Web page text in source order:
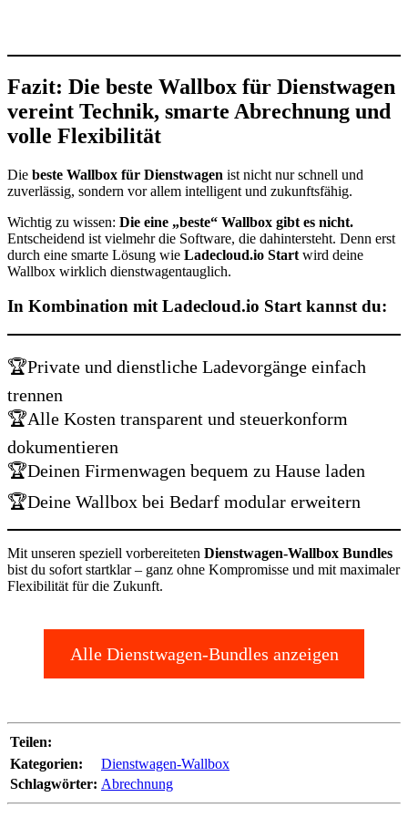
Fazit: Die beste Wallbox für Dienstwagen
vereint Technik, smarte Abrechnung und
volle Flexibilität
Die beste Wallbox für Dienstwagen ist nicht nur schnell und
zuverlässig, sondern vor allem intelligent und zukunftsfähig.
Wichtig zu wissen: Die eine „beste“ Wallbox gibt es nicht.
Entscheidend ist vielmehr die Software, die dahintersteht. Denn erst
durch eine smarte Lösung wie Ladecloud.io Start wird deine
Wallbox wirklich dienstwagentauglich.
In Kombination mit Ladecloud.io Start kannst du:
🏆Private und dienstliche Ladevorgänge einfach
trennen
🏆Alle Kosten transparent und steuerkonform
dokumentieren
🏆Deinen Firmenwagen bequem zu Hause laden
🏆Deine Wallbox bei Bedarf modular erweitern
Mit unseren speziell vorbereiteten Dienstwagen-Wallbox Bundles
bist du sofort startklar – ganz ohne Kompromisse und mit maximaler
Flexibilität für die Zukunft.
Alle Dienstwagen-Bundles anzeigen
Teilen:
Kategorien:
Dienstwagen-Wallbox
Schlagwörter: Abrechnung